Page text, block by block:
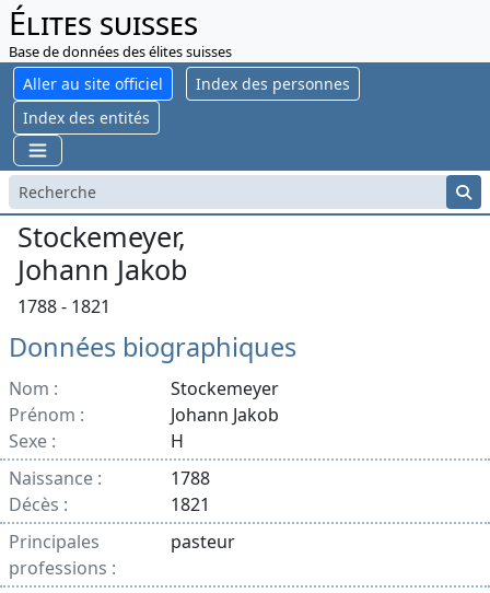
Élites suisses
Base de données des élites suisses
Aller au site officiel
Index des personnes
Index des entités
Stockemeyer,
Johann Jakob
1788 - 1821
Données biographiques
Nom :
Stockemeyer
Prénom :
Johann Jakob
Sexe :
H
Naissance :
1788
Décès :
1821
Principales
professions :
pasteur